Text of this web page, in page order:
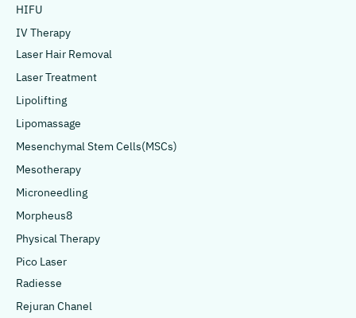
HIFU
IV Therapy
Laser Hair Removal
Laser Treatment
Lipolifting
Lipomassage
Mesenchymal Stem Cells(MSCs)
Mesotherapy
Microneedling
Morpheus8
Physical Therapy
Pico Laser
Radiesse
Rejuran Chanel